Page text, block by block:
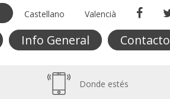
Castellano Valencià
Info General Contacto
Donde estés